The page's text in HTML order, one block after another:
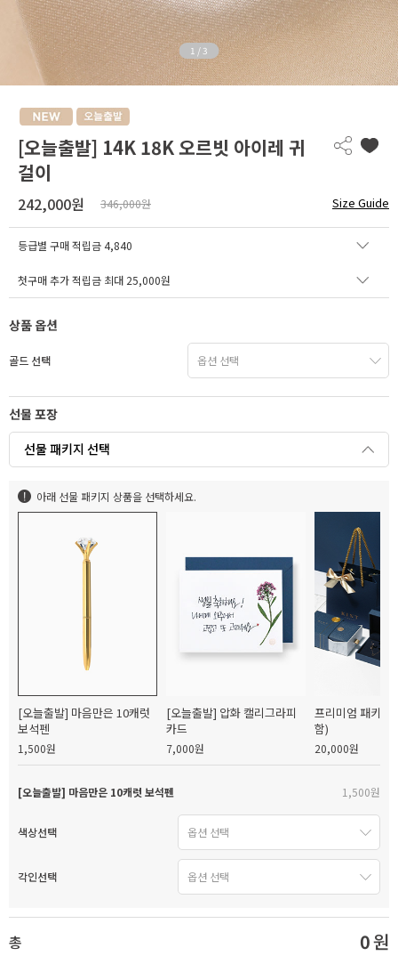
1 / 3
[오늘출발] 14K 18K 오르빗 아이레 귀
걸이
242,000원 346,000원 Size Guide
등급별 구매 적립금4,840
첫구매 추가 적립금 최대 25,000원
상품 옵션
골드 선택
선물 포장
선물 패키지 선택
아래 선물 패키지 상품을 선택하세요.
[오늘출발] 마음만은 10캐럿
보석펜
1,500원
[오늘출발] 압화 캘리그라피
카드
7,000원
프리미엄 패키지
함)
20,000원
[오늘출발] 마음만은 10캐럿 보석펜 1,500원
색상선택
각인선택
총 0원